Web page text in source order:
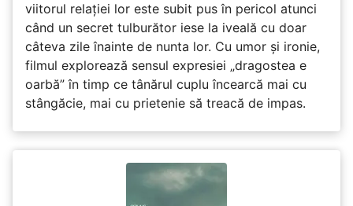
viitorul relației lor este subit pus în pericol atunci
când un secret tulburător iese la iveală cu doar
câteva zile înainte de nunta lor. Cu umor și ironie,
filmul explorează sensul expresiei „dragostea e
oarbă” în timp ce tânărul cuplu încearcă mai cu
stângăcie, mai cu prietenie să treacă de impas.